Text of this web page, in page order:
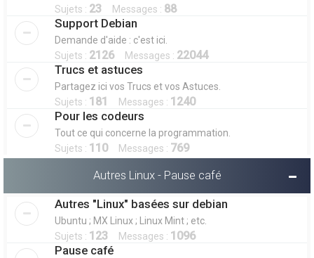
Sujets : 23 Messages : 88
Support Debian
Demande d'aide : c'est ici.
Sujets : 2126Messages : 22044
Trucs et astuces
Partagez ici vos Trucs et vos Astuces.
Sujets : 181 Messages : 1240
Pour les codeurs
Tout ce qui concerne la programmation.
Sujets : 110Messages : 769
Autres Linux - Pause café
Autres "Linux" basées sur debian
Ubuntu ; MX Linux ; Linux Mint ; etc.
Sujets : 123 Messages : 1096
Pause café